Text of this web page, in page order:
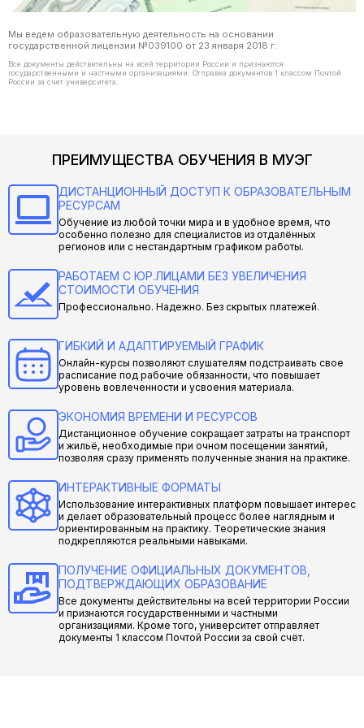
Мы ведем образовательную деятельность на основании
государственной лицензии №039100 от 23 января 2018 г.
Все документы действительны на всей территории России и признаются
государственными и частными организациями. Отправка документов 1 классом Почтой
России за счет университета.
ПРЕИМУЩЕСТВА ОБУЧЕНИЯ В МУЭГ
ДИСТАНЦИОННЫЙ ДОСТУП К ОБРАЗОВАТЕЛЬНЫМ
РЕСУРСАМ
Обучение из любой точки мира и в удобное время, что
особенно полезно для специалистов из отдалённых
регионов или с нестандартным графиком работы.
РАБОТАЕМ С ЮР.ЛИЦАМИ БЕЗ УВЕЛИЧЕНИЯ
СТОИМОСТИ ОБУЧЕНИЯ
Профессионально. Надежно. Без скрытых платежей.
ГИБКИЙ И АДАПТИРУЕМЫЙ ГРАФИК
Онлайн-курсы позволяют слушателям подстраивать свое
расписание под рабочие обязанности, что повышает
уровень вовлеченности и усвоения материала.
ЭКОНОМИЯ ВРЕМЕНИ И РЕСУРСОВ
Дистанционное обучение сокращает затраты на транспорт
и жильё, необходимые при очном посещении занятий,
позволяя сразу применять полученные знания на практике.
ИНТЕРАКТИВНЫЕ ФОРМАТЫ
Использование интерактивных платформ повышает интерес
и делает образовательный процесс более наглядным и
ориентированным на практику. Теоретические знания
подкрепляются реальными навыками.
ПОЛУЧЕНИЕ ОФИЦИАЛЬНЫХ ДОКУМЕНТОВ,
ПОДТВЕРЖДАЮЩИХ ОБРАЗОВАНИЕ
Все документы действительны на всей территории России
и признаются государственными и частными
организациями. Кроме того, университет отправляет
документы 1 классом Почтой России за свой счёт.